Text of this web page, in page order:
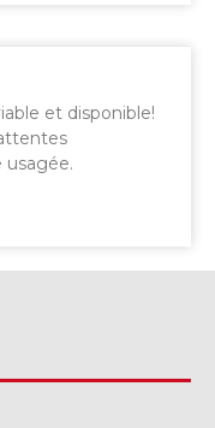
et disponible!
usagée.